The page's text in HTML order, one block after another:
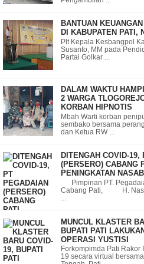
BANTUAN
DI KABUPATEN PATI,
Plt Kepala Kesbangpol
Susanto, MM pada
Partai Golkar ...
DALAM WAKTU
2 WARGA
KORBAN HIPNOTIS
Mbah Warti korban
sembako bersama
dan Ketua RW ...
DITENGAH COVID-19,
(PERSERO) CABANG
PENINGKATAN
Pimpinan PT.
Cabang Pati, H.
MUNCUL KLASTER
BUPATI PATI
OPERASI YUSTISI
Forkompimda Pati
19 secara virtual